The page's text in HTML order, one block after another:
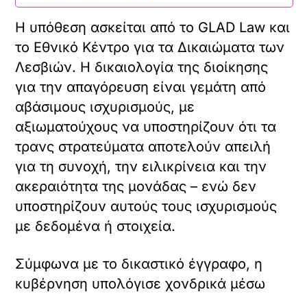
Η υπόθεση ασκείται από το GLAD Law και
το Εθνικό Κέντρο για τα Δικαιώματα των
Λεσβιών. Η δικαιολογία της διοίκησης
για την απαγόρευση είναι γεμάτη από
αβάσιμους ισχυρισμούς, με
αξιωματούχους να υποστηρίζουν ότι τα
τρανς στρατεύματα αποτελούν απειλή
για τη συνοχή, την ειλικρίνεια και την
ακεραιότητα της μονάδας – ενώ δεν
υποστηρίζουν αυτούς τους ισχυρισμούς
με δεδομένα ή στοιχεία.
Σύμφωνα με το δικαστικό έγγραφο, η
κυβέρνηση υπολόγισε χονδρικά μέσω